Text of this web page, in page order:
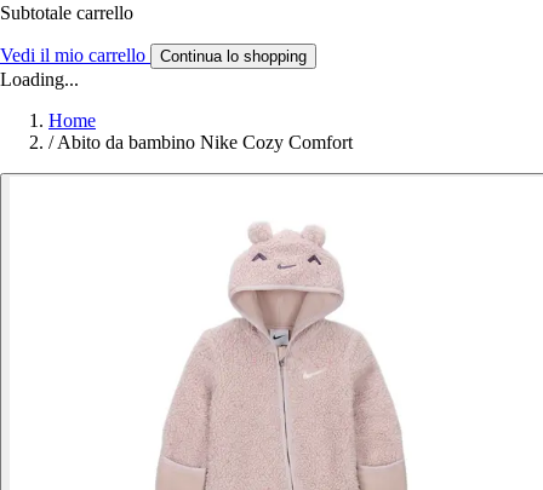
Subtotale carrello
Vedi il mio carrello Continua lo shopping
Loading...
Home
/ Abito da bambino Nike Cozy Comfort